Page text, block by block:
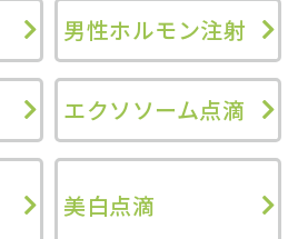
男性ホルモン注射
エクソソーム点滴
美白点滴